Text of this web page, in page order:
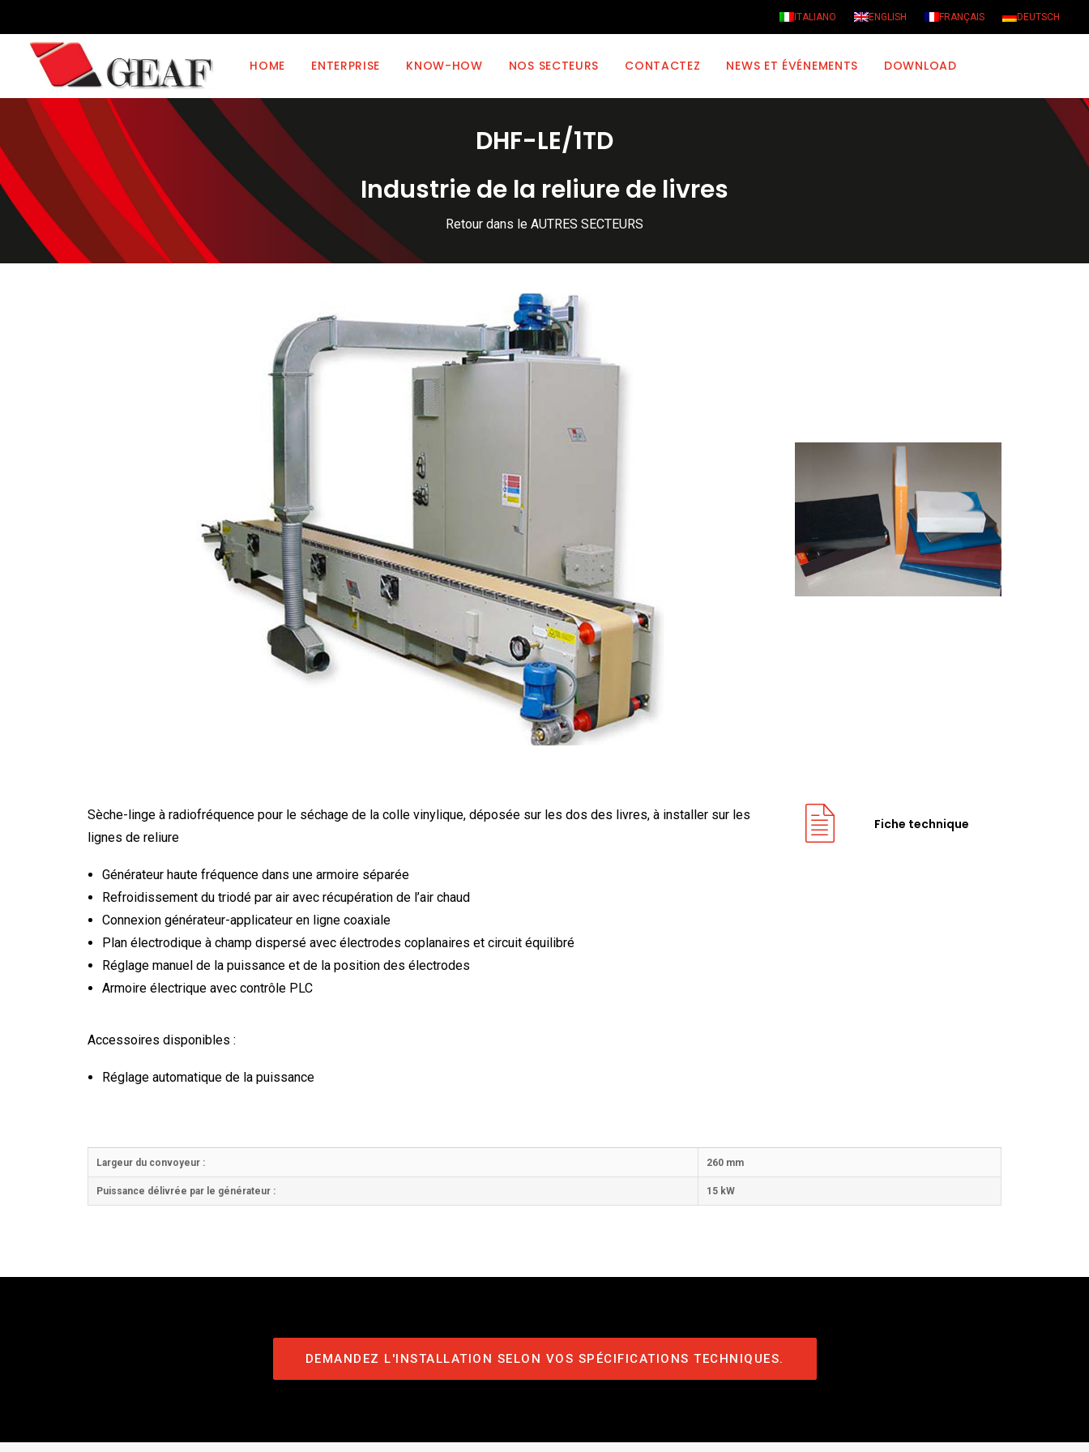
ITALIANO ENGLISH FRANÇAIS DEUTSCH
HOME ENTERPRISE KNOW-HOW NOS SECTEURS CONTACTEZ NEWS ET ÉVÉNEMENTS DOWNLOAD
DHF-LE/1TD
Industrie de la reliure de livres
Retour dans le AUTRES SECTEURS
Sèche-linge à radiofréquence pour le séchage de la colle vinylique, déposée sur les dos des livres, à installer sur les
lignes de reliure
Générateur haute fréquence dans une armoire séparée
Refroidissement du triodé par air avec récupération de l’air chaud
Connexion générateur-applicateur en ligne coaxiale
Plan électrodique à champ dispersé avec électrodes coplanaires et circuit équilibré
Réglage manuel de la puissance et de la position des électrodes
Armoire électrique avec contrôle PLC
Accessoires disponibles :
Réglage automatique de la puissance
Fiche technique
Largeur du convoyeur : 260 mm
Puissance délivrée par le générateur : 15 kW
DEMANDEZ L'INSTALLATION SELON VOS SPÉCIFICATIONS TECHNIQUES.